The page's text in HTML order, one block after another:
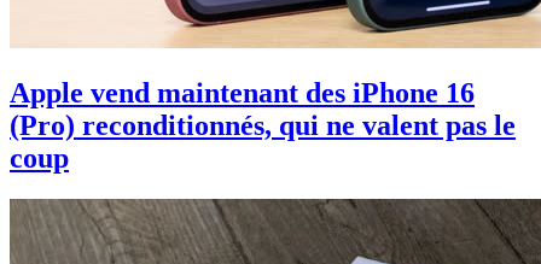
Apple vend maintenant des iPhone 16
(Pro) reconditionnés, qui ne valent pas le
coup